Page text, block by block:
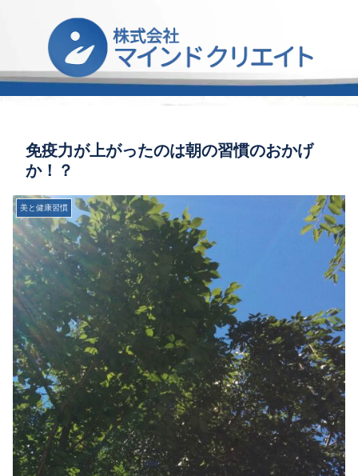
免疫力が上がったのは朝の習慣のおかげ
か！？
美と健康習慣